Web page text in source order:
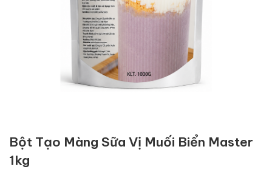
Bột Tạo Màng Sữa Vị Muối Biển Master
1kg